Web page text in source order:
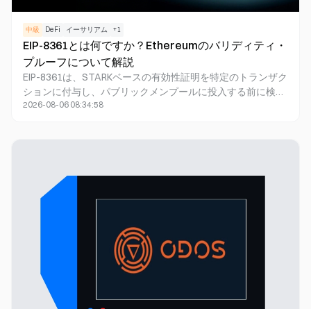
中級 DeFi イーサリアム +1
EIP-8361とは何ですか？Ethereumのバリディティ・
プルーフについて解説
EIP-8361は、STARKベースの有効性証明を特定のトランザク
ションに付与し、パブリックメンプールに投入する前に検証
可能とするドラフト段階のEthereum Improvement Proposal
正式な機能ではなく、初期のネットワーク設計案にとどまっ
ています。
2026-08-06 08:34:58